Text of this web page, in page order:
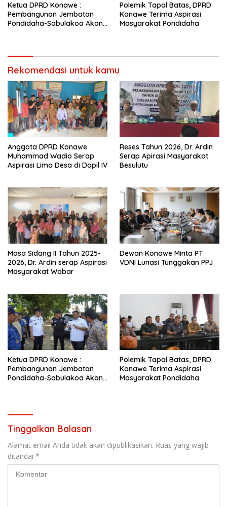
Ketua DPRD Konawe :
Pembangunan Jembatan
Pondidaha-Sabulakoa Akan
Polemik Tapal Batas, DPRD
Konawe Terima Aspirasi
Masyarakat Pondidaha
Rekomendasi untuk kamu
Anggota DPRD Konawe
Muhammad Wadio Serap
Aspirasi Lima Desa di Dapil IV
Reses Tahun 2026, Dr. Ardin
Serap Apirasi Masyarakat
Besulutu
Masa Sidang II Tahun 2025-
2026, Dr. Ardin serap Aspirasi
Masyarakat Wobar
Dewan Konawe Minta PT
VDNI Lunasi Tunggakan PPJ
Ketua DPRD Konawe :
Pembangunan Jembatan
Pondidaha-Sabulakoa Akan
Polemik Tapal Batas, DPRD
Konawe Terima Aspirasi
Masyarakat Pondidaha
Tinggalkan Balasan
Alamat email Anda tidak akan dipublikasikan. Ruas yang wajib
ditandai *